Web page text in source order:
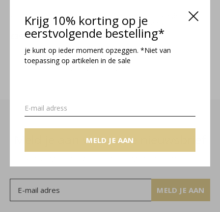
Krijg 10% korting op je
eerstvolgende bestelling*
je kunt op ieder moment opzeggen. *Niet van
toepassing op artikelen in de sale
MELD JE AAN
Oorbellen rood agaat
sterling zilver - 2408
€39,95
Oorbellen rood agaat
verguld - 2413
€44,95
Meld je aan voor onze nieuwsbrief
MELD JE AAN